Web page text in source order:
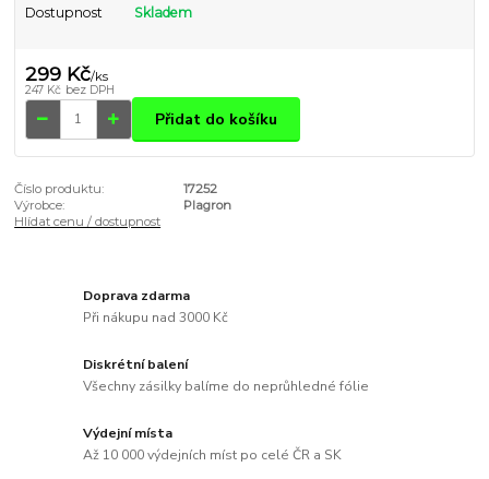
Dostupnost Skladem
299 Kč/ks
247 Kč bez DPH
Přidat do košíku
Číslo produktu:
17252
Výrobce:
Plagron
Hlídat cenu / dostupnost
Doprava zdarma
Při nákupu nad 3000 Kč
Diskrétní balení
Všechny zásilky balíme do neprůhledné fólie
Výdejní místa
Až 10 000 výdejních míst po celé ČR a SK